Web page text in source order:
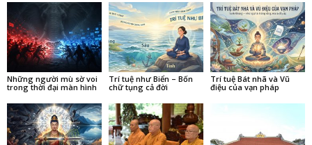
Những người mù sờ voi
trong thời đại màn hình
Trí tuệ như Biển – Bốn
chữ tụng cả đời
Trí tuệ Bát nhã và Vũ
điệu của vạn pháp